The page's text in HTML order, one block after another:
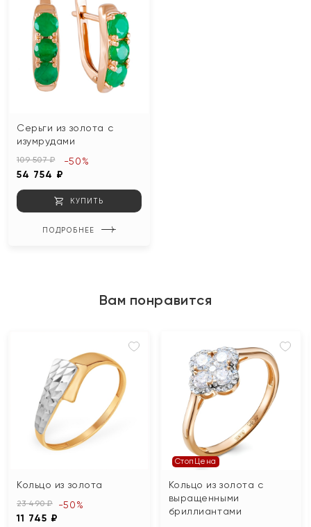
Серьги из золота с
изумрудами
109 507 ₽
54 754 ₽
-50%
КУПИТЬ
ПОДРОБНЕЕ
Вам понравится
Кольцо из золота
23 490 ₽
11 745 ₽
-50%
СтопЦена
Кольцо из золота с
выращенными
бриллиантами